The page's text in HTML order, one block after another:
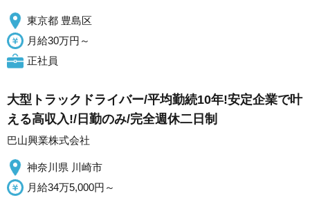
東京都 豊島区
月給30万円～
正社員
大型トラックドライバー/平均勤続10年!安定企業で叶
える高収入!/日勤のみ/完全週休二日制
巴山興業株式会社
神奈川県 川崎市
月給34万5,000円～